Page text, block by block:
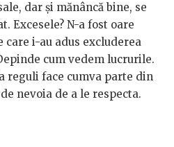
dar și mănâncă bine, se
Excesele? N-a fost oare
i-au adus excluderea
cum vedem lucrurile.
reguli face cumva parte din
nevoia de a le respecta.